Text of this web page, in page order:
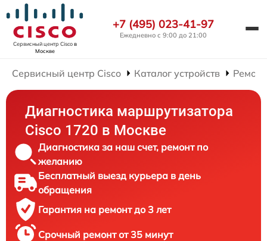
Сервисный центр Ciscoв
Москве
+7 (495) 023-41-97
Ежедневно с 9:00 до 21:00
Сервисный центр Cisco Каталог устройств
Диагностика маршрутизатора
Cisco 1720 в Москве
Диагностика за наш счет, ремонт по
желанию
Бесплатный выезд курьера в день
обращения
Гарантия на ремонт до 3 лет
Срочный ремонт от 35 минут